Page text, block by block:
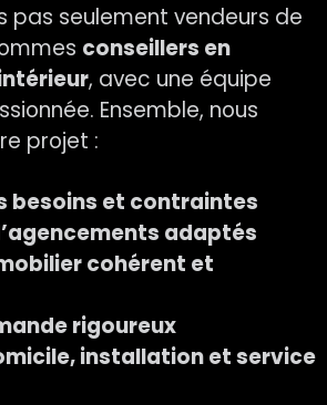
pas seulement vendeurs de
conseillers en
, avec une équipe
Ensemble, nous
projet :
besoins et contraintes
adaptés
cohérent et
rigoureux
installation et service